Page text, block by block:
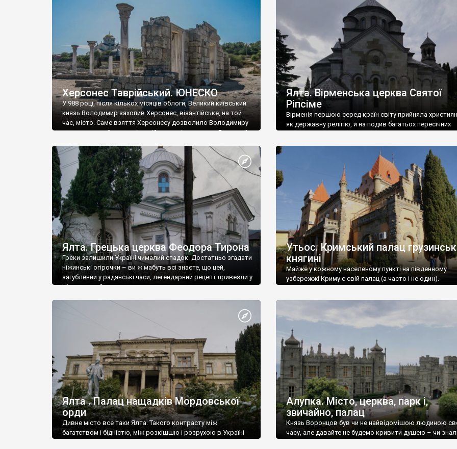
візантійської доби. Раритети викрадені з фондів об’єкту
культурної спадщини ЮНЕСКО «Херсонеса Таврійського».
Офіційно – на виставку «Золото Візантії», але експерти та
влада в Україні вважають це лише […]
називаються «повстяками» (postaki)…” “Вино. Крим
виробляє відмінне вино і його вдосталь: воно все
легке біле і дуже […]
Херсонес Таврійський. ЮНЕСКО
У 988 році, після кількох місяців облоги, Великий київський
князь Володимир захопив Херсонес, візантійське, на той
час, місто. Саме взяття Херсонесу дозволило Володимиру
диктувати свої умови візантійському імператору Василю ІІ,
Херсонесі Володимир-язичник, став Василем-
християнином. А потім було Хрещення Русі. На честь
Херсонесу Таврійського названо місто […]
Ялта. Вірменська церква Святої
Ріпсіме
Вірменія першою серед країн світу прийняла
як державну релігію, й на подив багатьох пересічних
Ялта. Грецька церква Феодора Тирона
Греки залишили Україні чималий спадок. Достатньо згадати
ніжинські огірочки – ви ж мабуть всі знаєте, що цей,
загублений у радянські часи, легендарний рецепт привезли у
Ніжин греки?
Утьос. Кримський палац
княгині
Майже у кожному населеному пункті на південному
узбережжі Криму є свій палац (а часто і не один).
Ялта . Палац нащадків Мордовської
орди
Дивне місто все таки Ялта. Такого контрасту між
багатством і бідністю, між розкішшю і розрухою в Україні
Алупка. Місто, церква, парк і,
звичайно, палац
Князь Воронцов був чи не найвідомішою людиною
часу, але давайте не будемо кривити душею – чи